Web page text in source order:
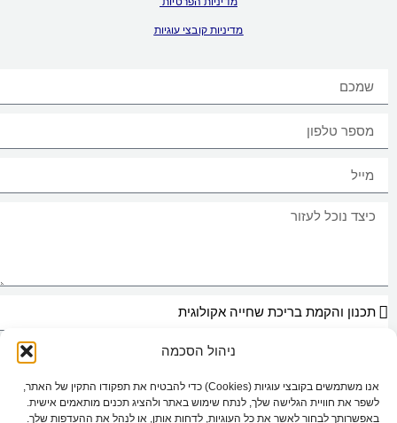
ניהול הסכמה
אנו משתמשים בקובצי עוגיות (Cookies) כדי להבטיח את תפקודו התקין של האתר,
לשפר את חוויית הגלישה שלך, לנתח שימוש באתר ולהציג תכנים מותאמים אישית.
באפשרותך לבחור לאשר את כל העוגיות, לדחות אותן, או לנהל את ההעדפות שלך.
מדיניות קובצי עוגיות
במאגר מידע בהתאם להוראות חוק הגנת הפרטיות, התשמ"א–1981 (כולל תיקון
במדיניות הפרטיות של האתר
נעשית מרצוני החופשי, וכי עומדות לי הזכויות המוקנות לי לפי החוק.